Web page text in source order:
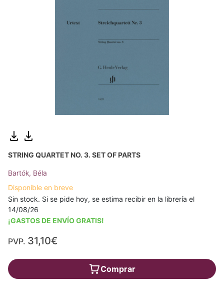
STRING QUARTET NO. 3. SET OF PARTS
Bartók, Béla
Disponible en breve
Sin stock. Si se pide hoy, se estima recibir en la librería el
14/08/26
¡GASTOS DE ENVÍO GRATIS!
PVP. 31,10€
Comprar